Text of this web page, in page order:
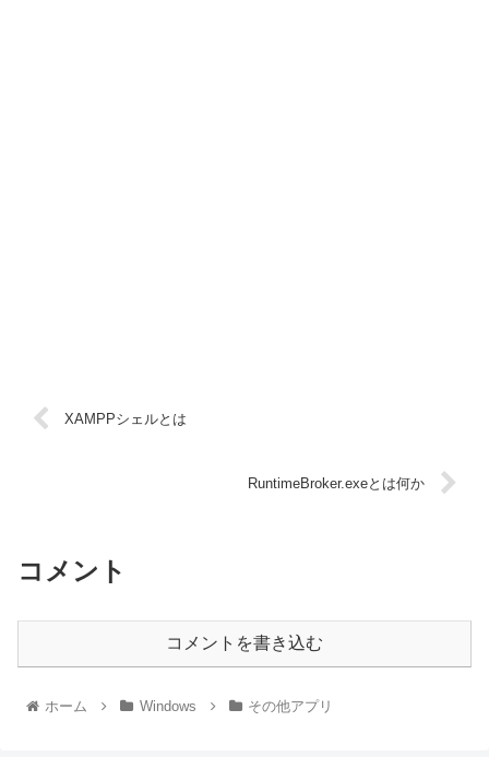
XAMPPシェルとは
RuntimeBroker.exeとは何か
コメント
コメントを書き込む
ホーム Windows その他アプリ